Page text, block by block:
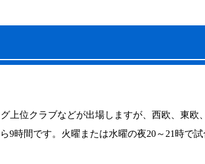
上位クラブなどが出場しますが、西欧、東欧
時間です。火曜または水曜の夜20～21時で